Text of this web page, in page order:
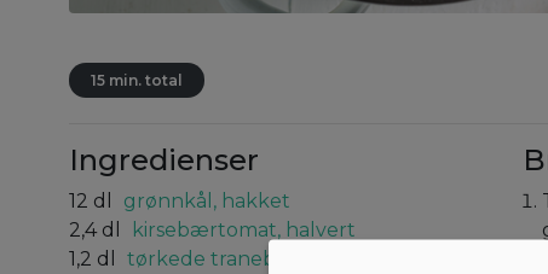
15 min. total
Ingredienser
12 dl
grønnkål, hakket
2,4 dl
kirsebærtomat, halvert
1,2 dl
tørkede tranebær